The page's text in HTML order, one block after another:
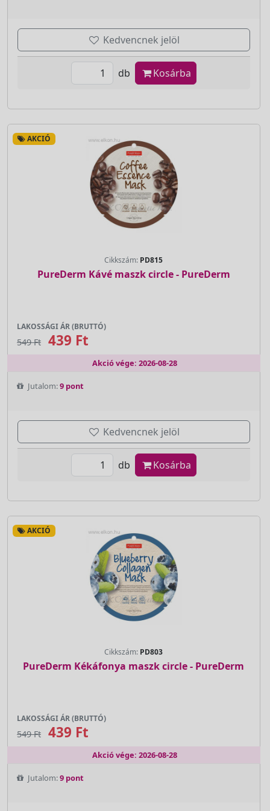
Kedvencnek jelöl
db Kosárba
AKCIÓ
Cikkszám: PD815
PureDerm Kávé maszk circle - PureDerm
LAKOSSÁGI ÁR (BRUTTÓ)
549 Ft 439 Ft
Akció vége: 2026-08-28
Jutalom:9 pont
Kedvencnek jelöl
db Kosárba
AKCIÓ
Cikkszám: PD803
PureDerm Kékáfonya maszk circle - PureDerm
LAKOSSÁGI ÁR (BRUTTÓ)
549 Ft 439 Ft
Akció vége: 2026-08-28
Jutalom:9 pont